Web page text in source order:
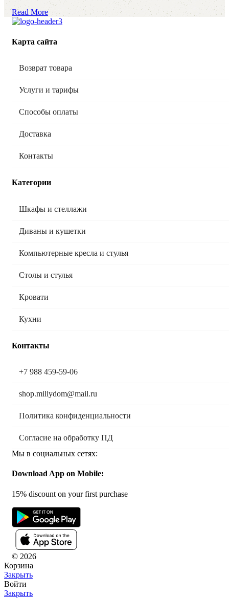
Read More
Карта сайта
Возврат товара
Услуги и тарифы
Способы оплаты
Доставка
Контакты
Категории
Шкафы и стеллажи
Диваны и кушетки
Компьютерные кресла и стулья
Столы и стулья
Кровати
Кухни
Контакты
+7 988 459-59-06
shop.miliydom@mail.ru
Политика конфиденциальности
Согласие на обработку ПД
Мы в социальных сетях:
Download App on Mobile:
15% discount on your first purchase
© 2026
Корзина
Закрыть
Войти
Закрыть